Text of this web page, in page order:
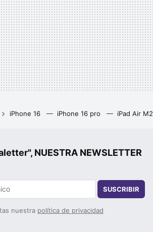
iPhone 16 iPhone 16 pro iPad Air
NUESTRA NEWSLETTER
SUSCRIBIR
nuestra política de privacidad